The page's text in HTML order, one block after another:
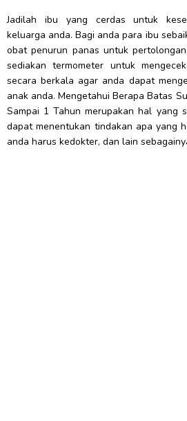
Jadilah ibu yang cerdas untuk
keluarga anda. Bagi anda para ibu
obat penurun panas untuk
sediakan termometer untuk
secara berkala agar anda dapat
anak anda. Mengetahui Berapa Batas
Sampai 1 Tahun merupakan hal yang
dapat menentukan tindakan apa yang
anda harus kedokter, dan lain